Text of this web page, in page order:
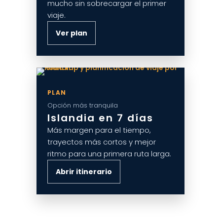
mucho sin sobrecargar el primer
viaje.
Ver plan
PLAN
Opción más tranquila
Islandia en 7 días
Más margen para el tiempo,
trayectos más cortos y mejor
ritmo para una primera ruta larga.
Abrir itinerario